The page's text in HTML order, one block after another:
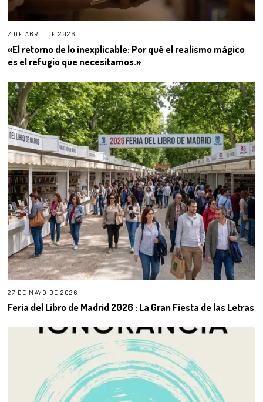
7 DE ABRIL DE 2026
«El retorno de lo inexplicable: Por qué el realismo mágico
es el refugio que necesitamos.»
27 DE MAYO DE 2026
Feria del Libro de Madrid 2026 : La Gran Fiesta de las Letras